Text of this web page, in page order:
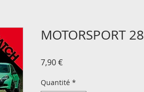
MOTORSPORT 28
7,90 €Prix
Quantité *